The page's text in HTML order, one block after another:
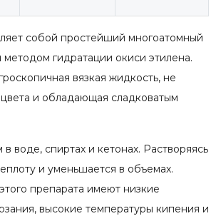
собой простейший многоатомный
гидратации окиси этилена.
вязкая жидкость, не
и обладающая сладковатым
воде, спиртах и кетонах. Растворяясь
и уменьшается в объемах.
препарата имеют низкие
высокие температуры кипения и